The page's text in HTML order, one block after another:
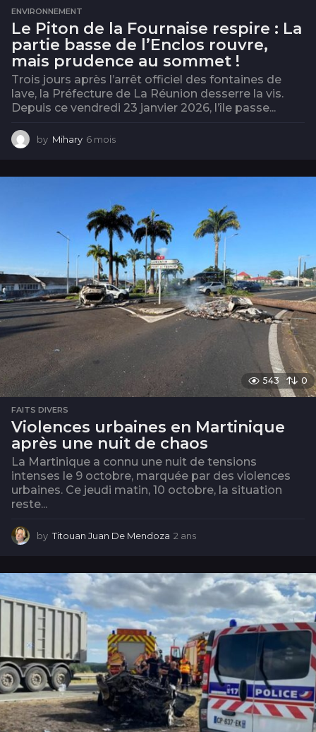
ENVIRONNEMENT
Le Piton de la Fournaise respire : La
partie basse de l’Enclos rouvre,
mais prudence au sommet !
Trois jours après l’arrêt officiel des fontaines de
lave, la Préfecture de La Réunion desserre la vis.
Depuis ce vendredi 23 janvier 2026, l’île passe...
by Mihary 6 mois
i
543 0
FAITS DIVERS
Violences urbaines en Martinique
après une nuit de chaos
La Martinique a connu une nuit de tensions
intenses le 9 octobre, marquée par des violences
urbaines. Ce jeudi matin, 10 octobre, la situation
reste...
by Titouan Juan De Mendoza 2 ans
s